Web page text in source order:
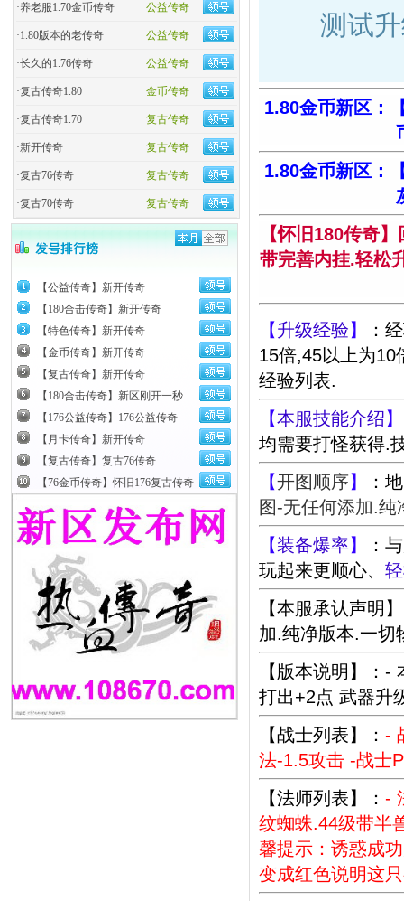
公益传奇
·养老服1.70金币传奇
公益传奇
·1.80版本的老传奇
公益传奇
·长久的1.76传奇
金币传奇
·复古传奇1.80
复古传奇
·复古传奇1.70
复古传奇
·新开传奇
复古传奇
·复古76传奇
复古传奇
·复古70传奇
【公益传奇】新开传奇
【180合击传奇】新开传奇
【特色传奇】新开传奇
【金币传奇】新开传奇
【复古传奇】新开传奇
【180合击传奇】新区刚开一秒
【176公益传奇】176公益传奇
【月卡传奇】新开传奇
【复古传奇】复古76传奇
【76金币传奇】怀旧176复古传奇
测试
1.80金币新区：
1.80金币新区：
【怀旧180传奇
带完善内挂.轻松
【升级经验】
：
15倍,45以上为10
经验列表.
【本服技能介绍】
均需要打怪获得.
【开图顺序】
：
图-无任何添加.纯
【装备爆率】
：
玩起来更顺心、
【本服承认声明
加.纯净版本.一切
【版本说明】：
打出+2点 武器升
【战士列表】：-
法-1.5攻击 -战士
【法师列表】：-
纹蜘蛛.44级带半
馨提示：诱惑成
变成红色说明这